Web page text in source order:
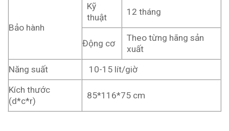
Bảo hành
Kỹ
thuật
12 tháng
Động cơ
Theo từng hãng sản
xuất
Năng suất
10-15 lít/giờ
Kích thước
(d*c*r)
85*116*75 cm